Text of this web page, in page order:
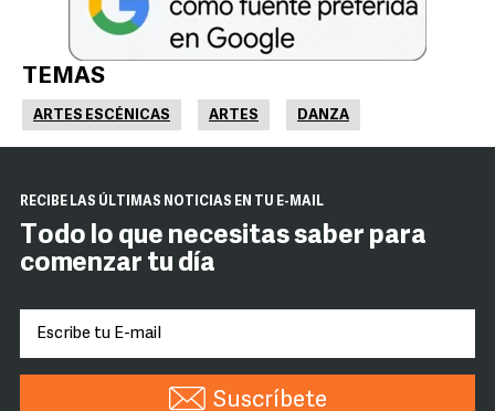
TEMAS
ARTES ESCÉNICAS ARTES DANZA
RECIBE LAS ÚLTIMAS NOTICIAS EN TU E-MAIL
Todo lo que necesitas saber para
comenzar tu día
Suscríbete